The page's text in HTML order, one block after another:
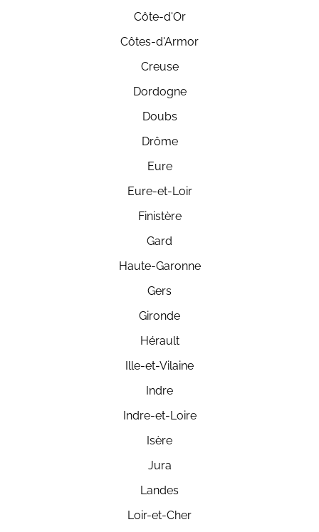
Côte-d'Or
Côtes-d'Armor
Creuse
Dordogne
Doubs
Drôme
Eure
Eure-et-Loir
Finistère
Gard
Haute-Garonne
Gers
Gironde
Hérault
Ille-et-Vilaine
Indre
Indre-et-Loire
Isère
Jura
Landes
Loir-et-Cher